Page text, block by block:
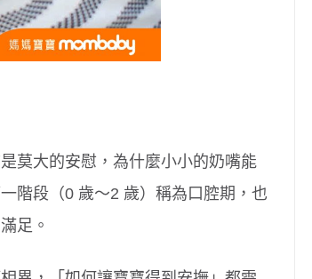
莫大的安慰，為什麼小小的奶嘴能
階段（0 歲～2 歲）稱為口腔期，也
足。